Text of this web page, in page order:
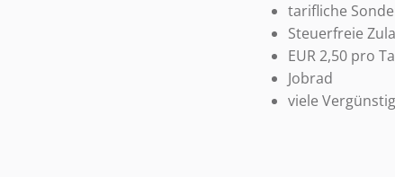
tarifliche
Steuerfreie
EUR 2,50 pro
Jobrad
viele